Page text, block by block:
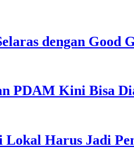
dengan Good
PDAM Kini Bisa
Harus Jadi